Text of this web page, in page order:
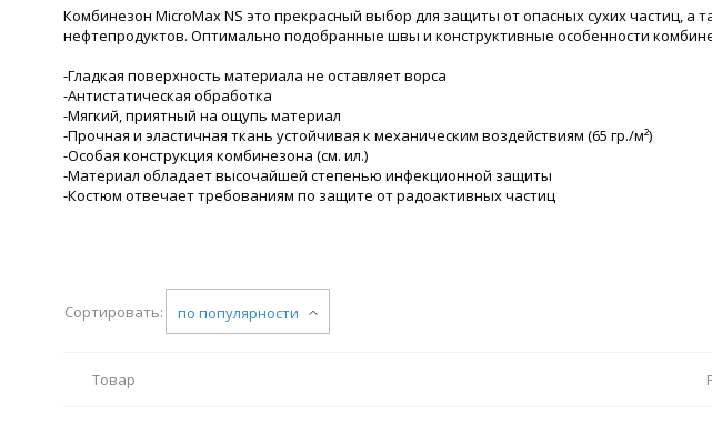
Комбинезон MicroMax NS это прекрасный выбор для защиты от опасных сухих частиц, а
нефтепродуктов. Оптимально подобранные швы и конструктивные особенности
-Гладкая поверхность материала не оставляет ворса
-Антистатическая обработка
-Мягкий, приятный на ощупь материал
-Прочная и эластичная ткань устойчивая к механическим воздействиям (65 гр./м²)
-Особая конструкция комбинезона (см. ил.)
-Материал обладает высочайшей степенью инфекционной защиты
-Костюм отвечает требованиям по защите от радоактивных частиц
Сортировать: по популярности
Товар